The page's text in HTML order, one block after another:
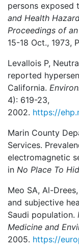
persons exposed
and Health
Proceedings of
15-18 Oct., 1973,
Levallois P,
reported
California.
4): 619-23,
2002. https://
Marin County
Services.
electromagnetic
in No Place To
Meo SA, Al-
and subjective
Saudi population.
Medicine and
2005. https://